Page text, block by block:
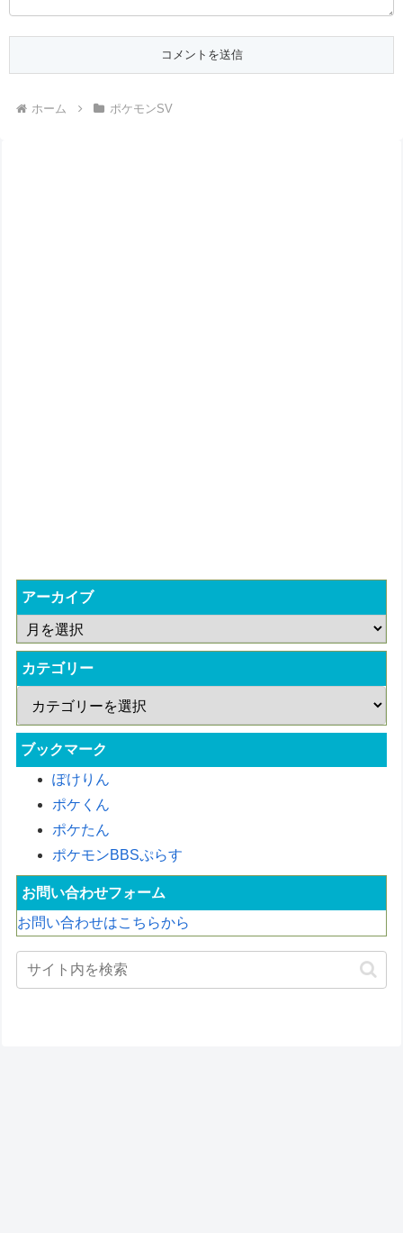
ホーム ポケモンSV
アーカイブ
カテゴリー
ブックマーク
ぽけりん
ポケくん
ポケたん
ポケモンBBSぷらす
お問い合わせフォーム
お問い合わせはこちらから